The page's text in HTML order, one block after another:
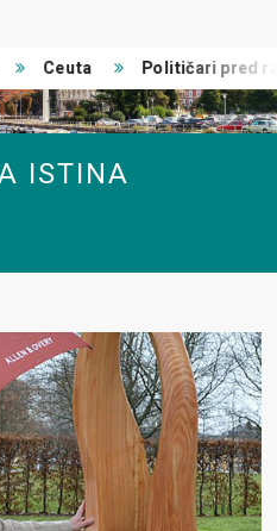
Ceuta Političari pred rat
ISTINA